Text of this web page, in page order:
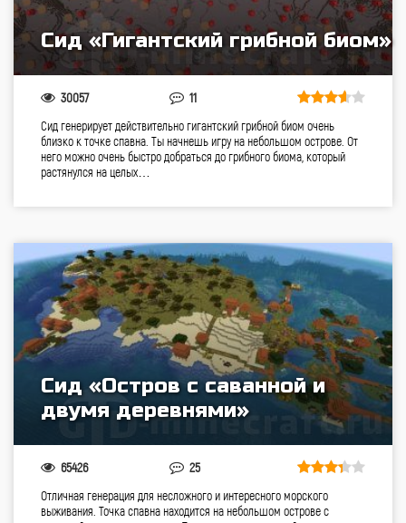
Сид «Гигантский грибной биом»
30057 11
Сид генерирует действительно гигантский грибной биом очень
близко к точке спавна. Ты начнешь игру на небольшом острове. От
него можно очень быстро добраться до грибного биома, который
растянулся на целых…
Сид «Остров с саванной и
двумя деревнями»
65426 25
Отличная генерация для несложного и интересного морского
выживания. Точка спавна находится на небольшом острове с